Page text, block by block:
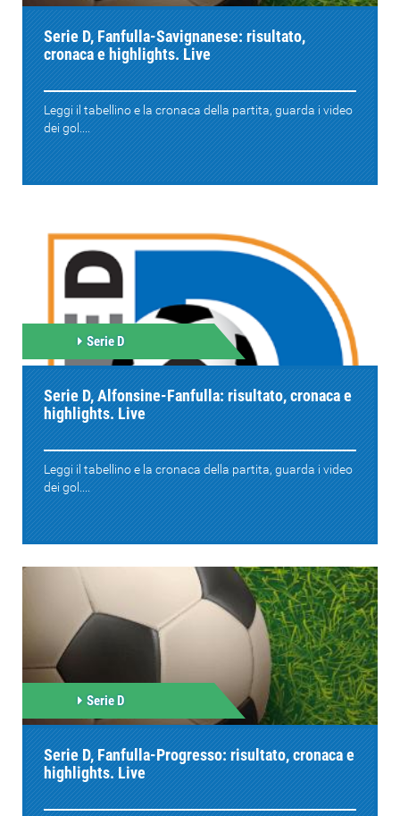
Serie D, Fanfulla-Savignanese: risultato,
cronaca e highlights. Live
Leggi il tabellino e la cronaca della partita, guarda i video
dei gol....
Serie D
Serie D, Alfonsine-Fanfulla: risultato, cronaca e
highlights. Live
Leggi il tabellino e la cronaca della partita, guarda i video
dei gol....
Serie D
Serie D, Fanfulla-Progresso: risultato, cronaca e
highlights. Live